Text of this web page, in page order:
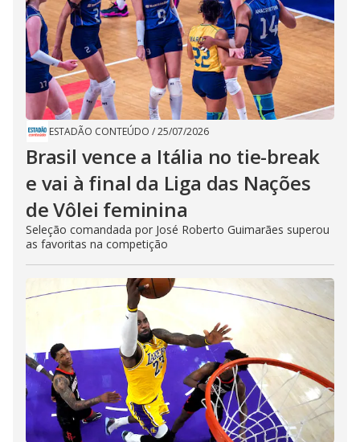
ESTADÃO CONTEÚDO /25/07/2026
Brasil vence a Itália no tie-break
e vai à final da Liga das Nações
de Vôlei feminina
Seleção comandada por José Roberto Guimarães superou
as favoritas na competição